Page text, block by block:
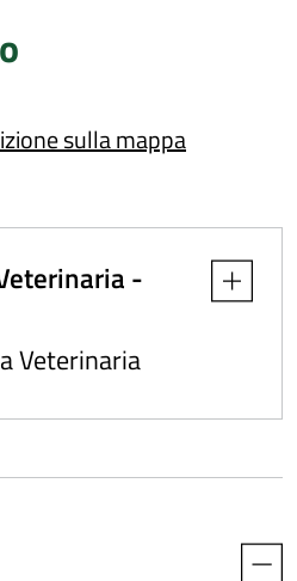
sulla mappa
-
Veterinaria
Apri